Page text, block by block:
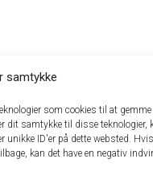
samtykke
som cookies til at
dit samtykke til disse teknologier,
ID'er på dette websted.
kan det have en negativ